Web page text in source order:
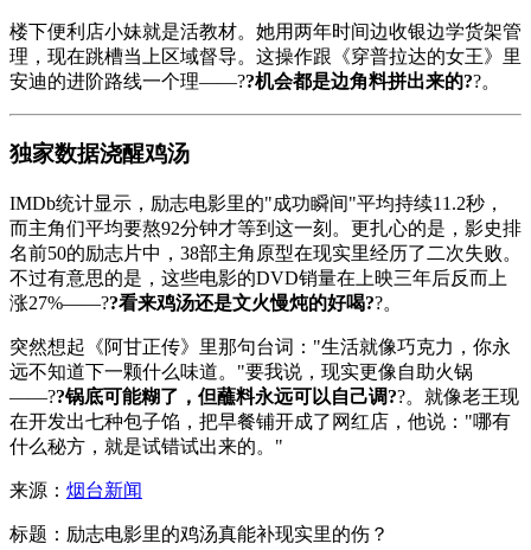
楼下便利店小妹就是活教材。她用两年时间边收银边学货架管
理，现在跳槽当上区域督导。这操作跟《穿普拉达的女王》里
安迪的进阶路线一个理——??机会都是边角料拼出来的??。
独家数据浇醒鸡汤
IMDb统计显示，励志电影里的"成功瞬间"平均持续11.2秒，
而主角们平均要熬92分钟才等到这一刻。更扎心的是，影史排
名前50的励志片中，38部主角原型在现实里经历了二次失败。
不过有意思的是，这些电影的DVD销量在上映三年后反而上
涨27%——??看来鸡汤还是文火慢炖的好喝??。
突然想起《阿甘正传》里那句台词："生活就像巧克力，你永
远不知道下一颗什么味道。"要我说，现实更像自助火锅
——??锅底可能糊了，但蘸料永远可以自己调??。就像老王现
在开发出七种包子馅，把早餐铺开成了网红店，他说："哪有
什么秘方，就是试错试出来的。"
来源： 烟台新闻
标题：励志电影里的鸡汤真能补现实里的伤？